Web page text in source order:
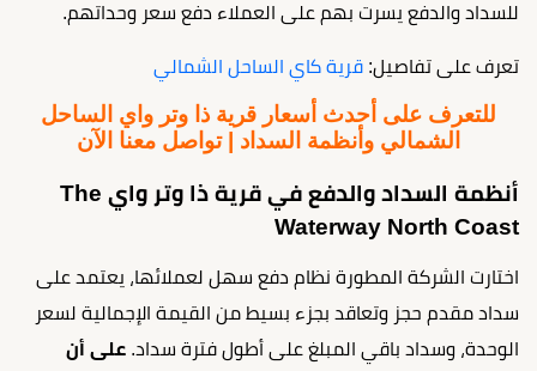
للسداد والدفع يسرت بهم على العملاء دفع سعر وحداتهم.
تعرف على تفاصيل: قرية كاي الساحل الشمالي
للتعرف على أحدث أسعار قرية ذا وتر واي الساحل
الشمالي وأنظمة السداد | تواصل معنا الآن
أنظمة السداد والدفع في قرية ذا وتر واي The
Waterway North Coast
اختارت الشركة المطورة نظام دفع سهل لعملائها، يعتمد على
سداد مقدم حجز وتعاقد بجزء بسيط من القيمة الإجمالية لسعر
الوحدة، وسداد باقي المبلغ على أطول فترة سداد. على أن